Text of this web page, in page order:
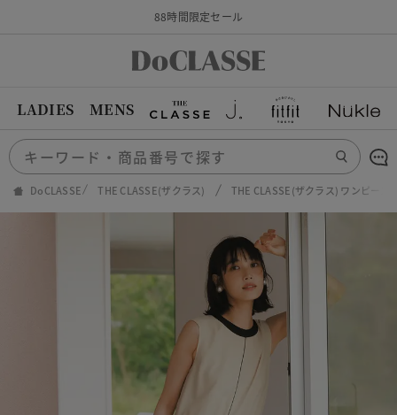
88時間限定セール
LADIES MENS
DoCLASSE THE CLASSE(ザクラス) THE CLASSE(ザクラス) ワンピース